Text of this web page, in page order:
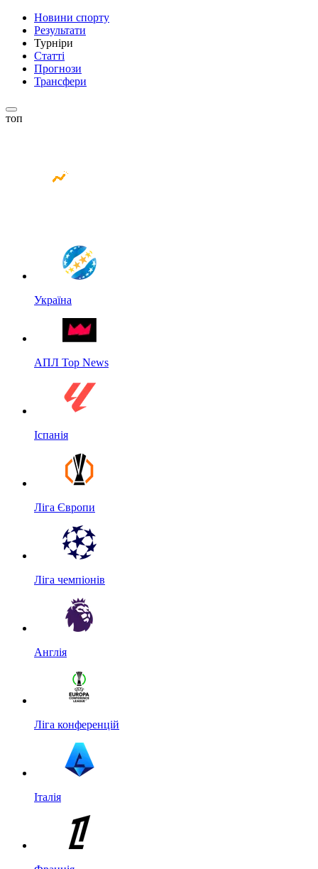
Новини спорту
Результати
Турніри
Статті
Прогнози
Трансфери
топ
Україна
АПЛ Top News
Іспанія
Ліга Європи
Ліга чемпіонів
Англія
Ліга конференцій
Італія